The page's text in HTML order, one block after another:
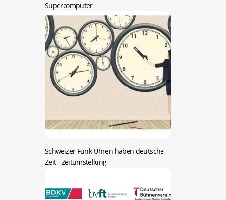
Supercomputer
Schweizer Funk-Uhren haben deutsche
Zeit- Zeitumstellung